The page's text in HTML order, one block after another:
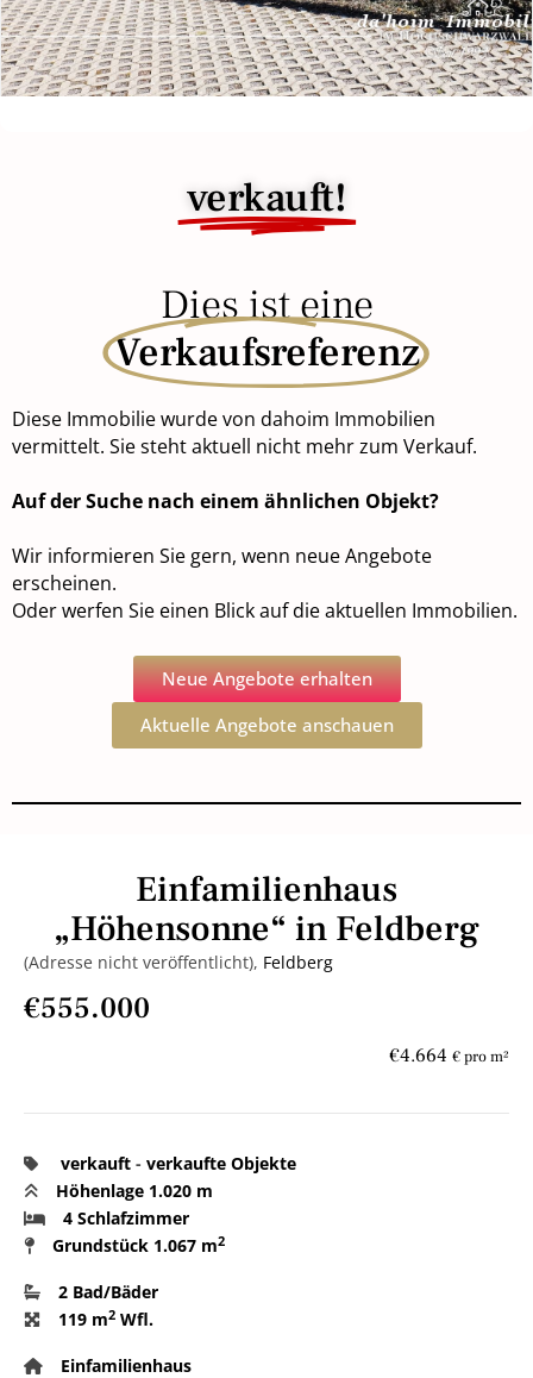
verkauft!
Dies ist eine
Verkaufsreferenz
Diese Immobilie wurde von dahoim Immobilien
vermittelt. Sie steht aktuell nicht mehr zum Verkauf.
Auf der Suche nach einem ähnlichen Objekt?
Wir informieren Sie gern, wenn neue Angebote
erscheinen.
Oder werfen Sie einen Blick auf die aktuellen Immobilien.
Neue Angebote erhalten
Aktuelle Angebote anschauen
Einfamilienhaus
„Höhensonne“ in Feldberg
(Adresse nicht veröffentlicht), Feldberg
€555.000
€4.664 € pro m²
verkauft - verkaufte Objekte
Höhenlage 1.020 m
4 Schlafzimmer
Grundstück 1.067 m2
2 Bad/Bäder
119 m2 Wfl.
Einfamilienhaus